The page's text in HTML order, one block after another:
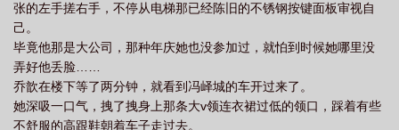
张的左手搓右手，不停从电梯那已经陈旧的不锈钢按键面板审视自
己。
毕竟他那是大公司，那种年庆她也没参加过，就怕到时候她哪里没
弄好他丢脸……
乔歆在楼下等了两分钟，就看到冯峄城的车开过来了。
她深吸一口气，拽了拽身上那条大v领连衣裙过低的领口，踩着有些
不舒服的高跟鞋朝着车子走过去。